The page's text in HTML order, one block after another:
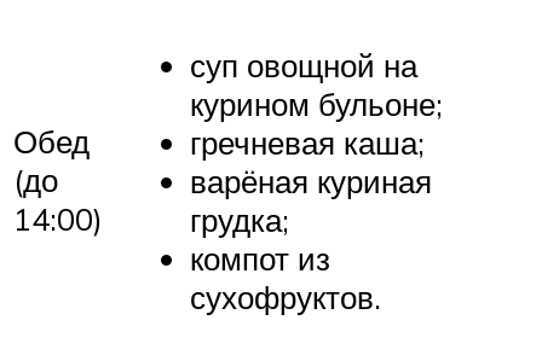
Обед
(до
14:00)
суп овощной на
курином бульоне;
гречневая каша;
варёная куриная
грудка;
компот из
сухофруктов.